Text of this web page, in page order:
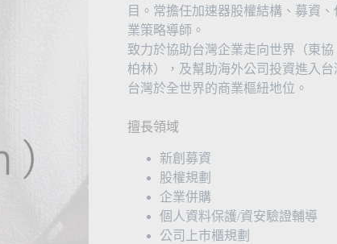
目。常擔任加速器股權結構、募資、
業策略導師。
致力於協助台灣企業走向世界（東協
柏林），及幫助海外公司投資進入台
台灣於全世界的商業樞紐地位。
擅長領域
新創募資
股權規劃
企業併購
個人資料保護/資安驗證輔導
公司上市櫃規劃